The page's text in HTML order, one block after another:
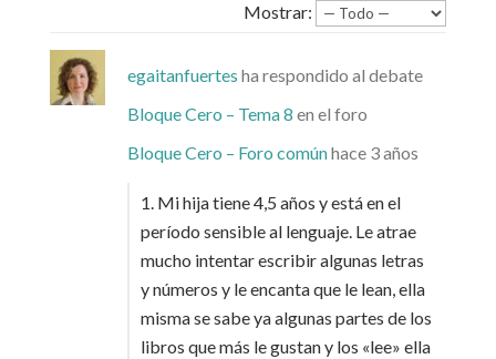
Mostrar:
egaitanfuertes ha respondido al debate
Bloque Cero – Tema 8 en el foro
Bloque Cero – Foro comúnhace 3 años
1. Mi hija tiene 4,5 años y está en el
período sensible al lenguaje. Le atrae
mucho intentar escribir algunas letras
y números y le encanta que le lean, ella
misma se sabe ya algunas partes de los
libros que más le gustan y los «lee» ella